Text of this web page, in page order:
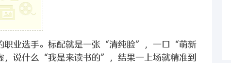
职业选手。标配就是一张“清纯脸”，一口“萌新
说什么“我是来读书的”，结果一上场就精准到